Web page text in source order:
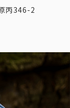
丙346-2